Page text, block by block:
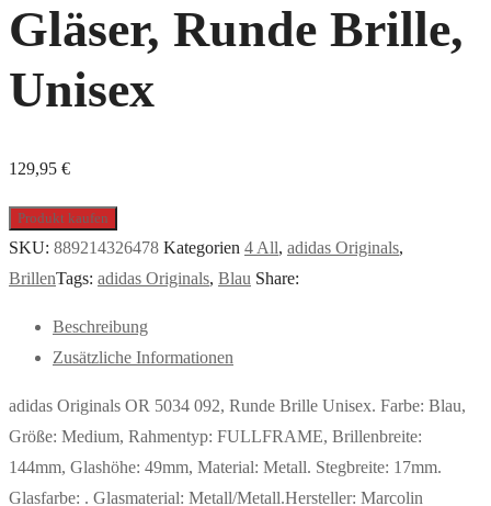
Gläser, Runde Brille,
Unisex
129,95 €
Produkt kaufen
SKU: 889214326478 Kategorien 4 All, adidas Originals,
BrillenTags: adidas Originals, Blau Share:
Beschreibung
Zusätzliche Informationen
adidas Originals OR 5034 092, Runde Brille Unisex. Farbe: Blau,
Größe: Medium, Rahmentyp: FULLFRAME, Brillenbreite:
144mm, Glashöhe: 49mm, Material: Metall. Stegbreite: 17mm.
Glasfarbe: . Glasmaterial: Metall/Metall.Hersteller: Marcolin